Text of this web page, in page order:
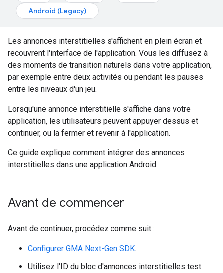
Android (Legacy)
Les annonces interstitielles s'affichent en plein écran et
recouvrent l'interface de l'application. Vous les diffusez à
des moments de transition naturels dans votre application,
par exemple entre deux activités ou pendant les pauses
entre les niveaux d'un jeu.
Lorsqu'une annonce interstitielle s'affiche dans votre
application, les utilisateurs peuvent appuyer dessus et
continuer, ou la fermer et revenir à l'application.
Ce guide explique comment intégrer des annonces
interstitielles dans une application Android.
Avant de commencer
Avant de continuer, procédez comme suit :
Configurer GMA Next-Gen SDK.
Utilisez l'ID du bloc d'annonces interstitielles test